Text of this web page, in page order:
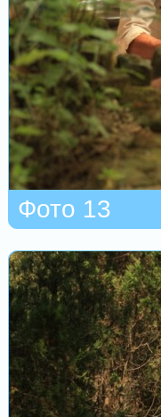
Фото 13